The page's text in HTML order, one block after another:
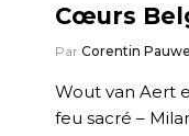
Cœurs
Par Corentin
Wout van Aert
feu sacré –